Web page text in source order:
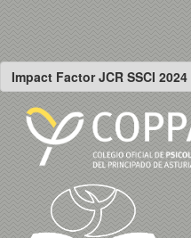
Impact Factor JCR SSCI 2024